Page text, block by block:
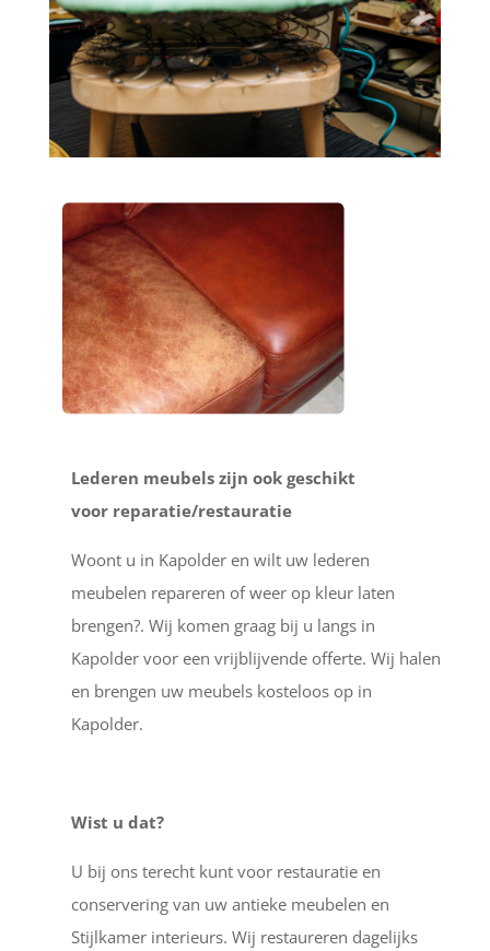
Lederen meubels zijn ook geschikt
voor reparatie/restauratie
Woont u in Kapolder en wilt uw lederen
meubelen repareren of weer op kleur laten
brengen?. Wij komen graag bij u langs in
Kapolder voor een vrijblijvende offerte. Wij halen
en brengen uw meubels kosteloos op in
Kapolder.
Wist u dat?
U bij ons terecht kunt voor restauratie en
conservering van uw antieke meubelen en
Stijlkamer interieurs. Wij restaureren dagelijks